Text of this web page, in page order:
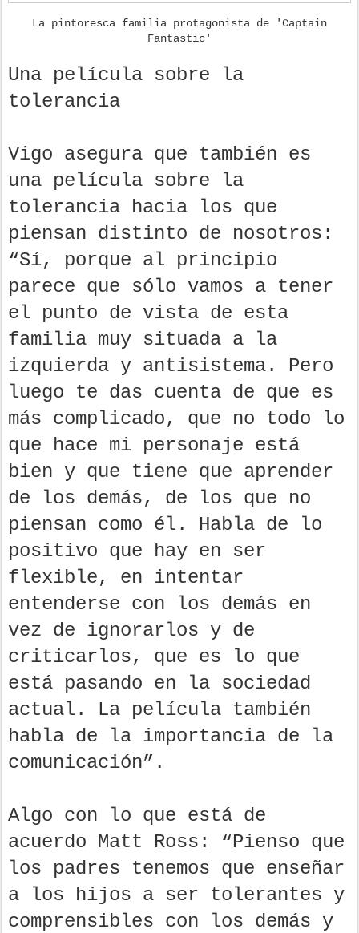
La pintoresca familia protagonista de 'Captain
Fantastic'
Una película sobre la
tolerancia
Vigo asegura que también es
una película sobre la
tolerancia hacia los que
piensan distinto de nosotros:
“Sí, porque al principio
parece que sólo vamos a tener
el punto de vista de esta
familia muy situada a la
izquierda y antisistema. Pero
luego te das cuenta de que es
más complicado, que no todo lo
que hace mi personaje está
bien y que tiene que aprender
de los demás, de los que no
piensan como él. Habla de lo
positivo que hay en ser
flexible, en intentar
entenderse con los demás en
vez de ignorarlos y de
criticarlos, que es lo que
está pasando en la sociedad
actual. La película también
habla de la importancia de la
comunicación”.
Algo con lo que está de
acuerdo Matt Ross: “Pienso que
los padres tenemos que enseñar
a los hijos a ser tolerantes y
comprensibles con los demás y